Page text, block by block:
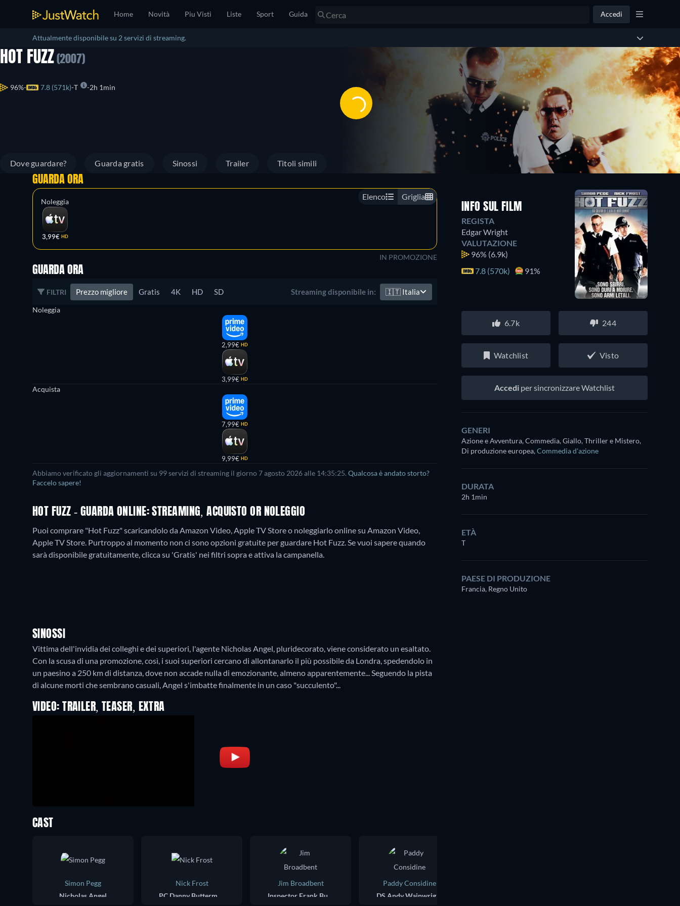
Home Novità Piu Visti Liste Sport Guida Accedi
Attualmente disponibile su 2 servizi di streaming.
HOT FUZZ (2007)
96% 7.8 (571k) T 2h 1min
Dove guardare? Guarda gratis Sinossi Trailer Titoli simili
Elenco Griglia
GUARDA ORA
Noleggia
3,99€ HD
IN PROMOZIONE
GUARDA ORA
FILTRI Prezzo migliore Gratis 4K HD SD Streaming disponibile in: 🇮🇹 Italia
Noleggia
2,99€ HD
3,99€ HD
Acquista
7,99€ HD
9,99€ HD
Abbiamo verificato gli aggiornamenti su 99servizi di streaming il giorno7 agosto 2026alle 14:35:25. Qualcosa è andato storto?
Faccelo sapere!
HOT FUZZ - GUARDA ONLINE: STREAMING, ACQUISTO OR NOLEGGIO
Puoi comprare "Hot Fuzz" scaricandolo da Amazon Video, Apple TV Store o noleggiarlo online su Amazon Video,
Apple TV Store. Purtroppo al momento non ci sono opzioni gratuite per guardare Hot Fuzz. Se vuoi sapere quando
sarà disponibile gratuitamente, clicca su 'Gratis' nei filtri sopra e attiva la campanella.
SINOSSI
Vittima dell'invidia dei colleghi e dei superiori, l'agente Nicholas Angel, pluridecorato, viene considerato un esaltato.
Con la scusa di una promozione, così, i suoi superiori cercano di allontanarlo il più possibile da Londra, spedendolo in
un paesino a 250 km di distanza, dove non accade nulla di emozionante, almeno apparentemente... Seguendo la pista
di alcune morti che sembrano casuali, Angel s'imbatte finalmente in un caso "succulento"...
VIDEO: TRAILER, TEASER, EXTRA
INFO SUL FILM
REGISTA
Edgar Wright
VALUTAZIONE
96% (6.9k)
7.8 (570k)
91%
6.7k 244
Watchlist Visto
Accedi per sincronizzare Watchlist
GENERI
Azione e Avventura, Commedia, Giallo, Thriller e Mistero,
Di produzione europea,Commedia d'azione
DURATA
2h 1min
ETÀ
T
PAESE DI PRODUZIONE
Francia, Regno Unito
CAST
Simon Pegg
Nicholas Angel
Nick Frost
Jim Broadbent
Paddy Considine